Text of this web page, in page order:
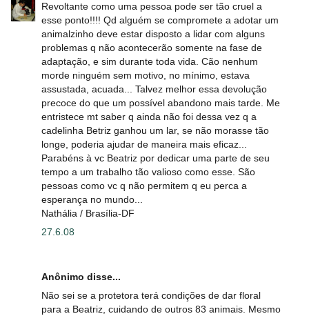
Revoltante como uma pessoa pode ser tão cruel a
esse ponto!!!! Qd alguém se compromete a adotar um
animalzinho deve estar disposto a lidar com alguns
problemas q não acontecerão somente na fase de
adaptação, e sim durante toda vida. Cão nenhum
morde ninguém sem motivo, no mínimo, estava
assustada, acuada... Talvez melhor essa devolução
precoce do que um possível abandono mais tarde. Me
entristece mt saber q ainda não foi dessa vez q a
cadelinha Betriz ganhou um lar, se não morasse tão
longe, poderia ajudar de maneira mais eficaz...
Parabéns à vc Beatriz por dedicar uma parte de seu
tempo a um trabalho tão valioso como esse. São
pessoas como vc q não permitem q eu perca a
esperança no mundo...
Nathália / Brasília-DF
27.6.08
Anônimo disse...
Não sei se a protetora terá condições de dar floral
para a Beatriz, cuidando de outros 83 animais. Mesmo